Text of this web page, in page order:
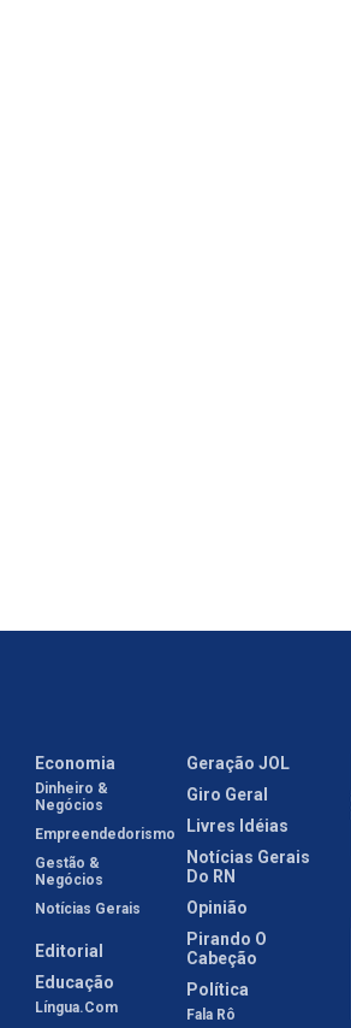
Economia
Dinheiro &
Negócios
Empreendedorismo
Gestão &
Negócios
Notícias Gerais
Editorial
Educação
Língua.com
Geração JOL
Giro Geral
Livres Idéias
Notícias Gerais
Do RN
Opinião
Pirando O
Cabeção
Política
Fala Rô